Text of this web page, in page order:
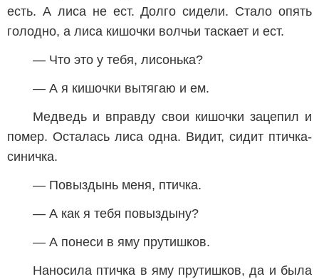
есть. А лиса не ест. Долго сидели. Стало опять
голодно, а лиса кишочки волчьи таскает и ест.
— Что это у тебя, лисонька?
— А я кишочки вытягаю и ем.
Медведь и вправду свои кишочки зацепил и
помер. Осталась лиса одна. Видит, сидит птичка-
синичка.
— Повыздынь меня, птичка.
— А как я тебя повыздыну?
— А понеси в яму прутишков.
Наносила птичка в яму прутишков, да и была